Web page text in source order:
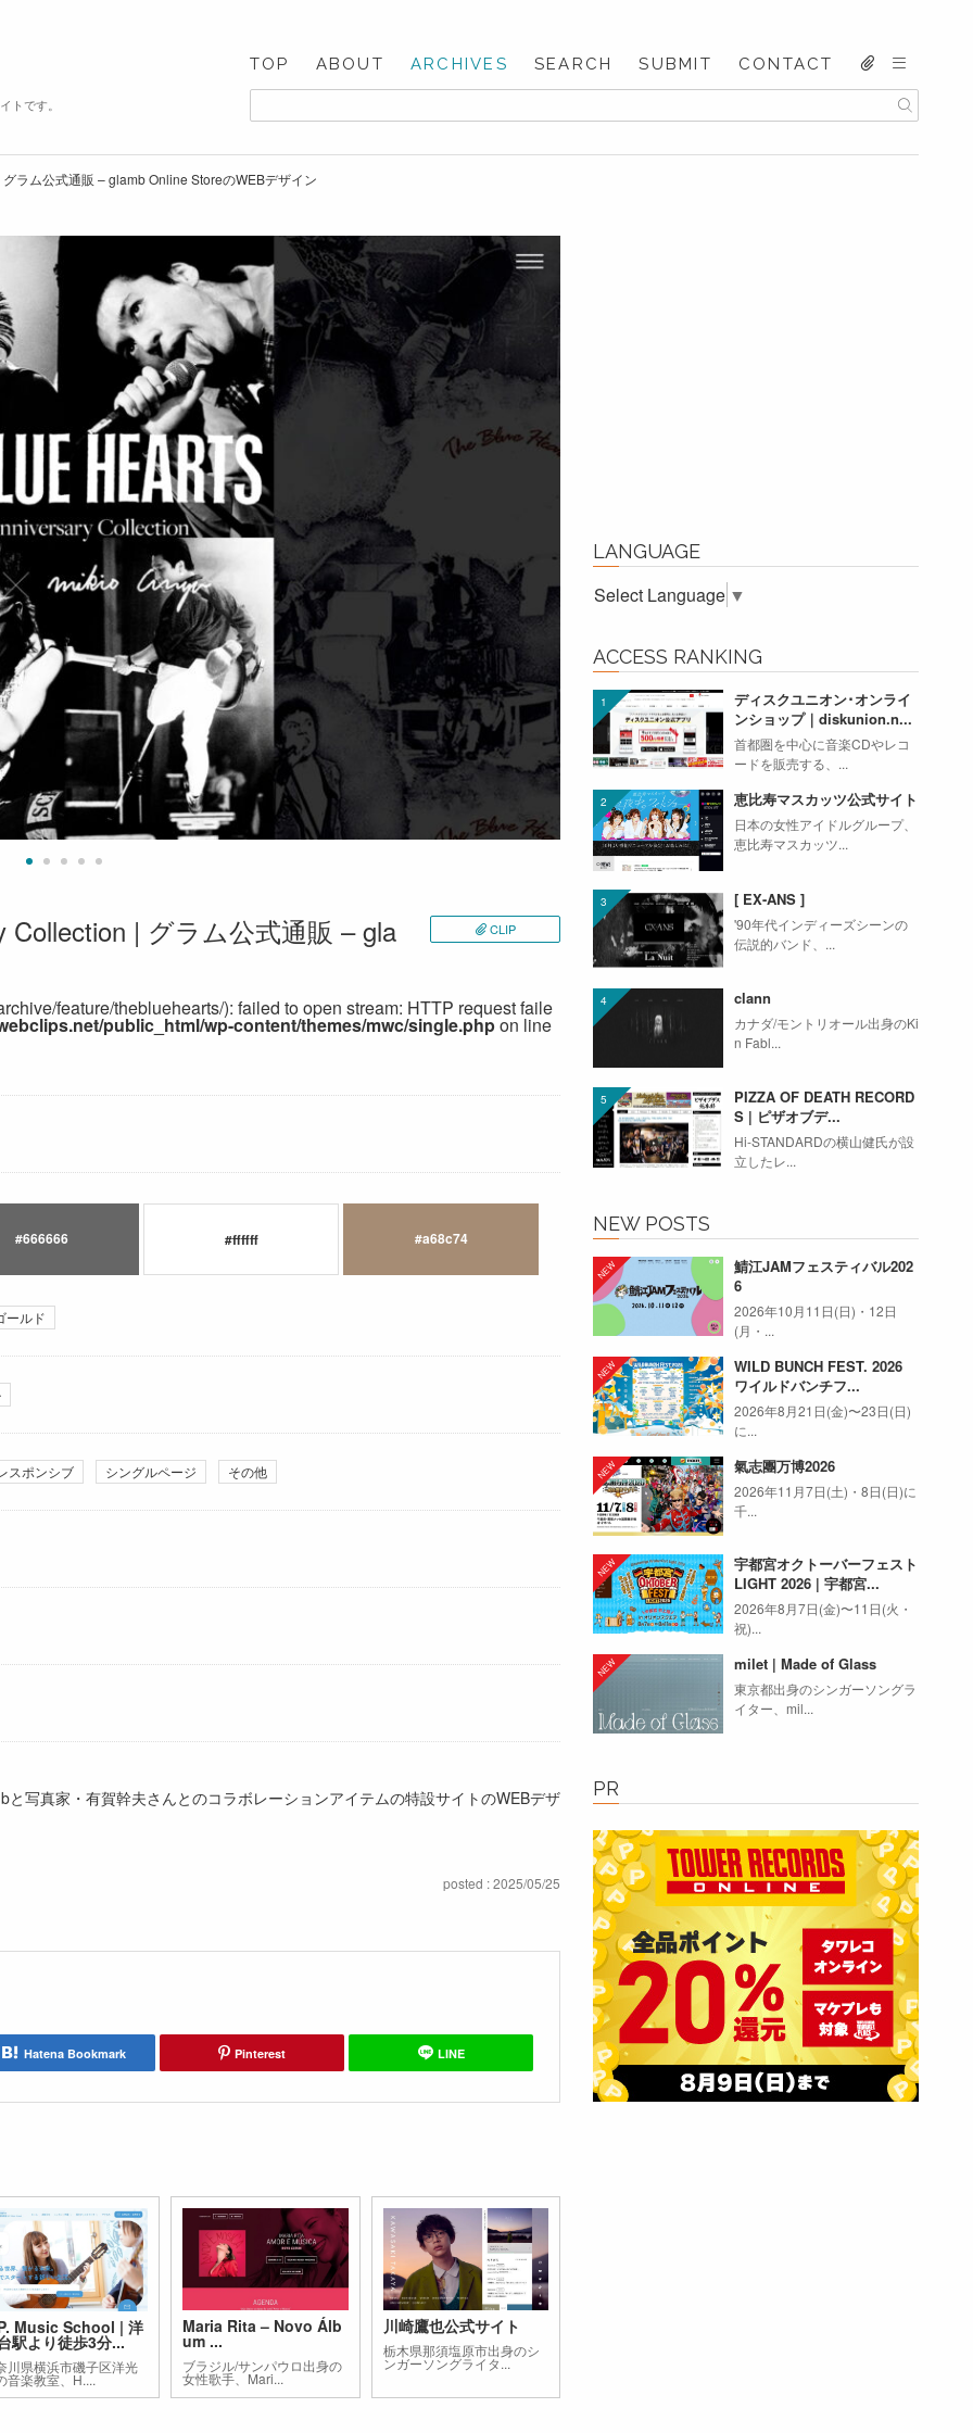
トです。
TOP ABOUT ARCHIVES SEARCH SUBMIT CONTACT
ラム公式通販 – glamb Online StoreのWEBデザイン
Collection | グラム公式通販 – gla
feature/thebluehearts/): failed to open stream: HTTP request faile
public_html/wp-content/themes/mwc/single.phpon line
CLIP
#666666 #ffffff #a68c74
ールド
スポンシブ シングルページ その他
写真家・有賀幹夫さんとのコラボレーションアイテムの特設サイトのWEBデザ
posted : 2025/05/25
Hatena Bookmark Pinterest LINE
Music School | 洋
駅より徒歩3分...
川県横浜市磯子区洋光
音楽教室、H....
Maria Rita – Novo Álb
um ...
ブラジル/サンパウロ出身の
女性歌手、Mari...
川崎鷹也公式サイト
栃木県那須塩原市出身のシ
ンガーソングライタ...
LANGUAGE
Select Language ▼
ACCESS RANKING
ディスクユニオン･オンライ
ンショップ｜diskunion.n...
首都圏を中心に音楽CDやレコ
ードを販売する、...
恵比寿マスカッツ公式サイト
日本の女性アイドルグループ、
恵比寿マスカッツ...
[ EX-ANS ]
'90年代インディーズシーンの
伝説的バンド、...
clann
カナダ/モントリオール出身のKi
n Fabl...
PIZZA OF DEATH RECORD
S | ピザオブデ...
Hi-STANDARDの横山健氏が設
立したレ...
NEW POSTS
鯖江JAMフェスティバル202
6
2026年10月11日(日)・12日
(月・...
WILD BUNCH FEST. 2026
ワイルドバンチフ...
2026年8月21日(金)〜23日(日)
に...
氣志團万博2026
2026年11月7日(土)・8日(日)に
千...
宇都宮オクトーバーフェスト
LIGHT 2026 | 宇都宮...
2026年8月7日(金)〜11日(火・
祝)...
milet | Made of Glass
東京都出身のシンガーソングラ
イター、mil...
PR